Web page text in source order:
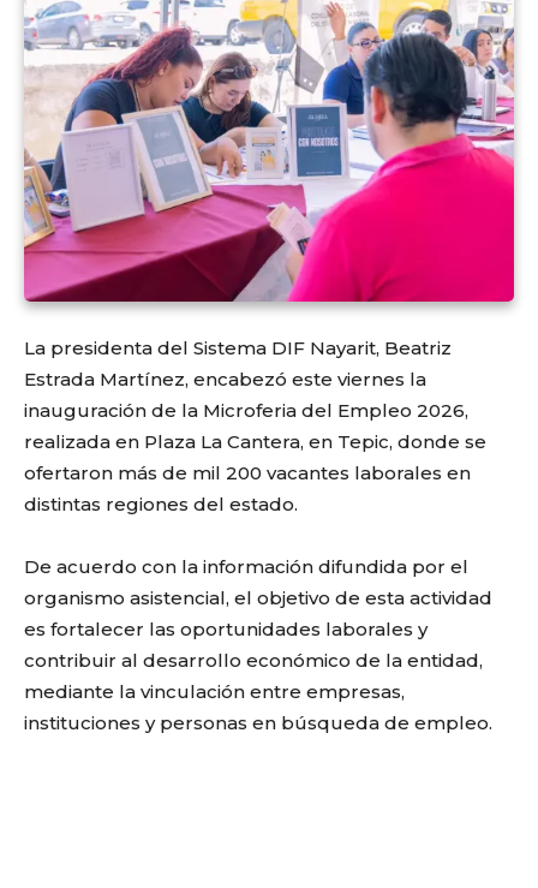
La presidenta del Sistema DIF Nayarit, Beatriz
Estrada Martínez, encabezó este viernes la
inauguración de la Microferia del Empleo 2026,
realizada en Plaza La Cantera, en Tepic, donde se
ofertaron más de mil 200 vacantes laborales en
distintas regiones del estado.
De acuerdo con la información difundida por el
organismo asistencial, el objetivo de esta actividad
es fortalecer las oportunidades laborales y
contribuir al desarrollo económico de la entidad,
mediante la vinculación entre empresas,
instituciones y personas en búsqueda de empleo.